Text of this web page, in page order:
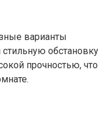
варианты
обстановку
прочностью, что